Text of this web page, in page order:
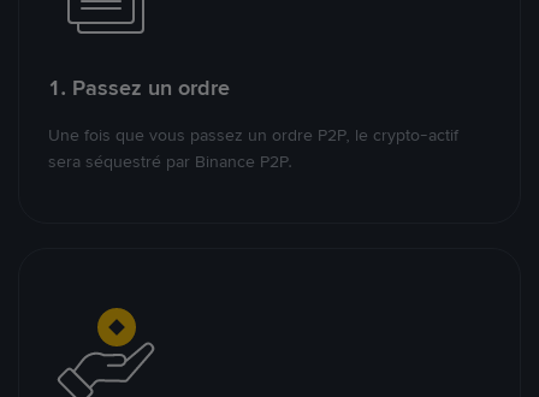
1. Passez un ordre
Une fois que vous passez un ordre P2P, le crypto-actif
sera séquestré par Binance P2P.